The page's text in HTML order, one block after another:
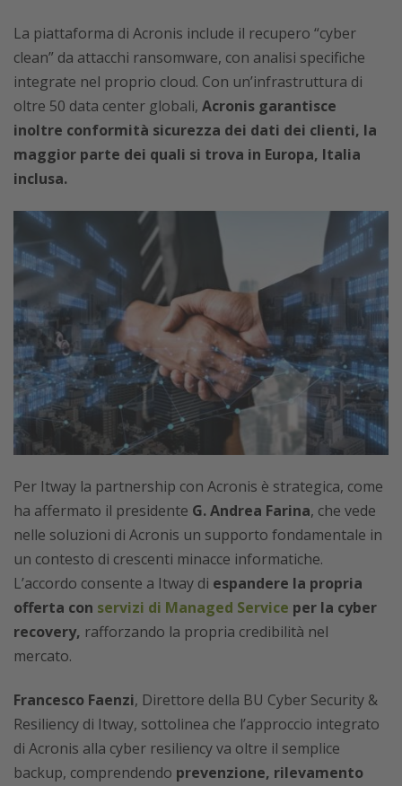
La piattaforma di Acronis include il recupero “cyber
clean” da attacchi ransomware, con analisi specifiche
integrate nel proprio cloud. Con un’infrastruttura di
oltre 50 data center globali, Acronis garantisce
inoltre conformità sicurezza dei dati dei clienti, la
maggior parte dei quali si trova in Europa, Italia
inclusa.
Per Itway la partnership con Acronis è strategica, come
ha affermato il presidente G. Andrea Farina, che vede
nelle soluzioni di Acronis un supporto fondamentale in
un contesto di crescenti minacce informatiche.
L’accordo consente a Itway di espandere la propria
offerta con servizi di Managed Service per la cyber
recovery, rafforzando la propria credibilità nel
mercato.
Francesco Faenzi, Direttore della BU Cyber Security &
Resiliency di Itway, sottolinea che l’approccio integrato
di Acronis alla cyber resiliency va oltre il semplice
backup, comprendendo prevenzione, rilevamento